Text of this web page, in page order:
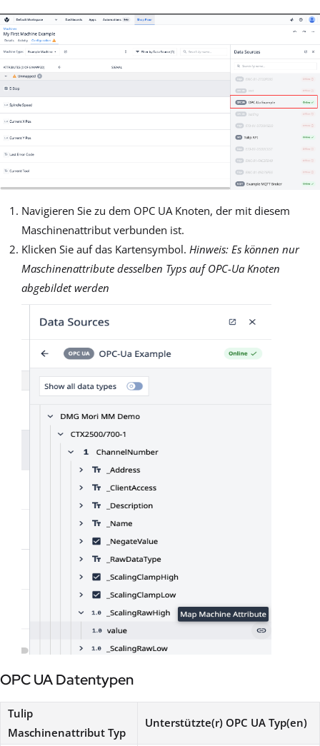
Navigieren Sie zu dem OPC UA Knoten, der mit diesem
Maschinenattribut verbunden ist.
Klicken Sie auf das Kartensymbol. Hinweis: Es können nur
Maschinenattribute desselben Typs auf OPC-Ua Knoten
abgebildet werden
OPC UA Datentypen
Tulip
Maschinenattribut Typ
Unterstützte(r) OPC UA Typ(en)